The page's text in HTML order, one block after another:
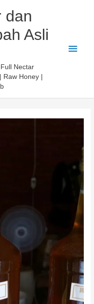
dan
Asli
Nectar
Raw Honey |